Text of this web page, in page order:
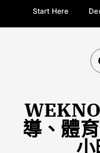
Start Here
導、體